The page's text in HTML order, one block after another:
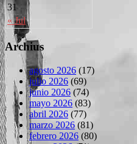
« Jul
31
Archius
agosto 2026 (17)
julio 2026 (69)
junio 2026 (74)
mayo 2026 (83)
abril 2026 (77)
marzo 2026 (81)
febrero 2026 (80)